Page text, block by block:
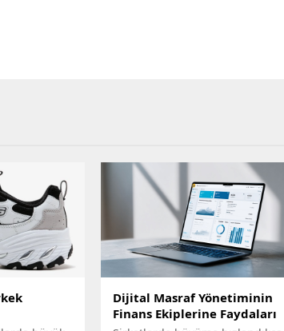
Dijital Masraf Yönetiminin
Finans Ekiplerine Faydaları